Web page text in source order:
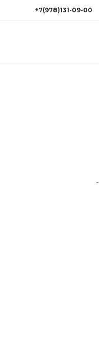
+7(978)131-09-00
-